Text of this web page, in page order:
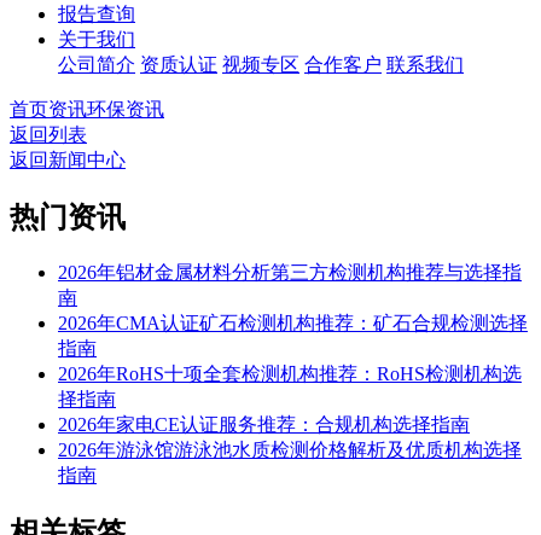
报告查询
关于我们
公司简介 资质认证 视频专区 合作客户 联系我们
首页资讯环保资讯
返回列表
返回新闻中心
热门资讯
2026年铝材金属材料分析第三方检测机构推荐与选择指
南
2026年CMA认证矿石检测机构推荐：矿石合规检测选择
指南
2026年RoHS十项全套检测机构推荐：RoHS检测机构选
择指南
2026年家电CE认证服务推荐：合规机构选择指南
2026年游泳馆游泳池水质检测价格解析及优质机构选择
指南